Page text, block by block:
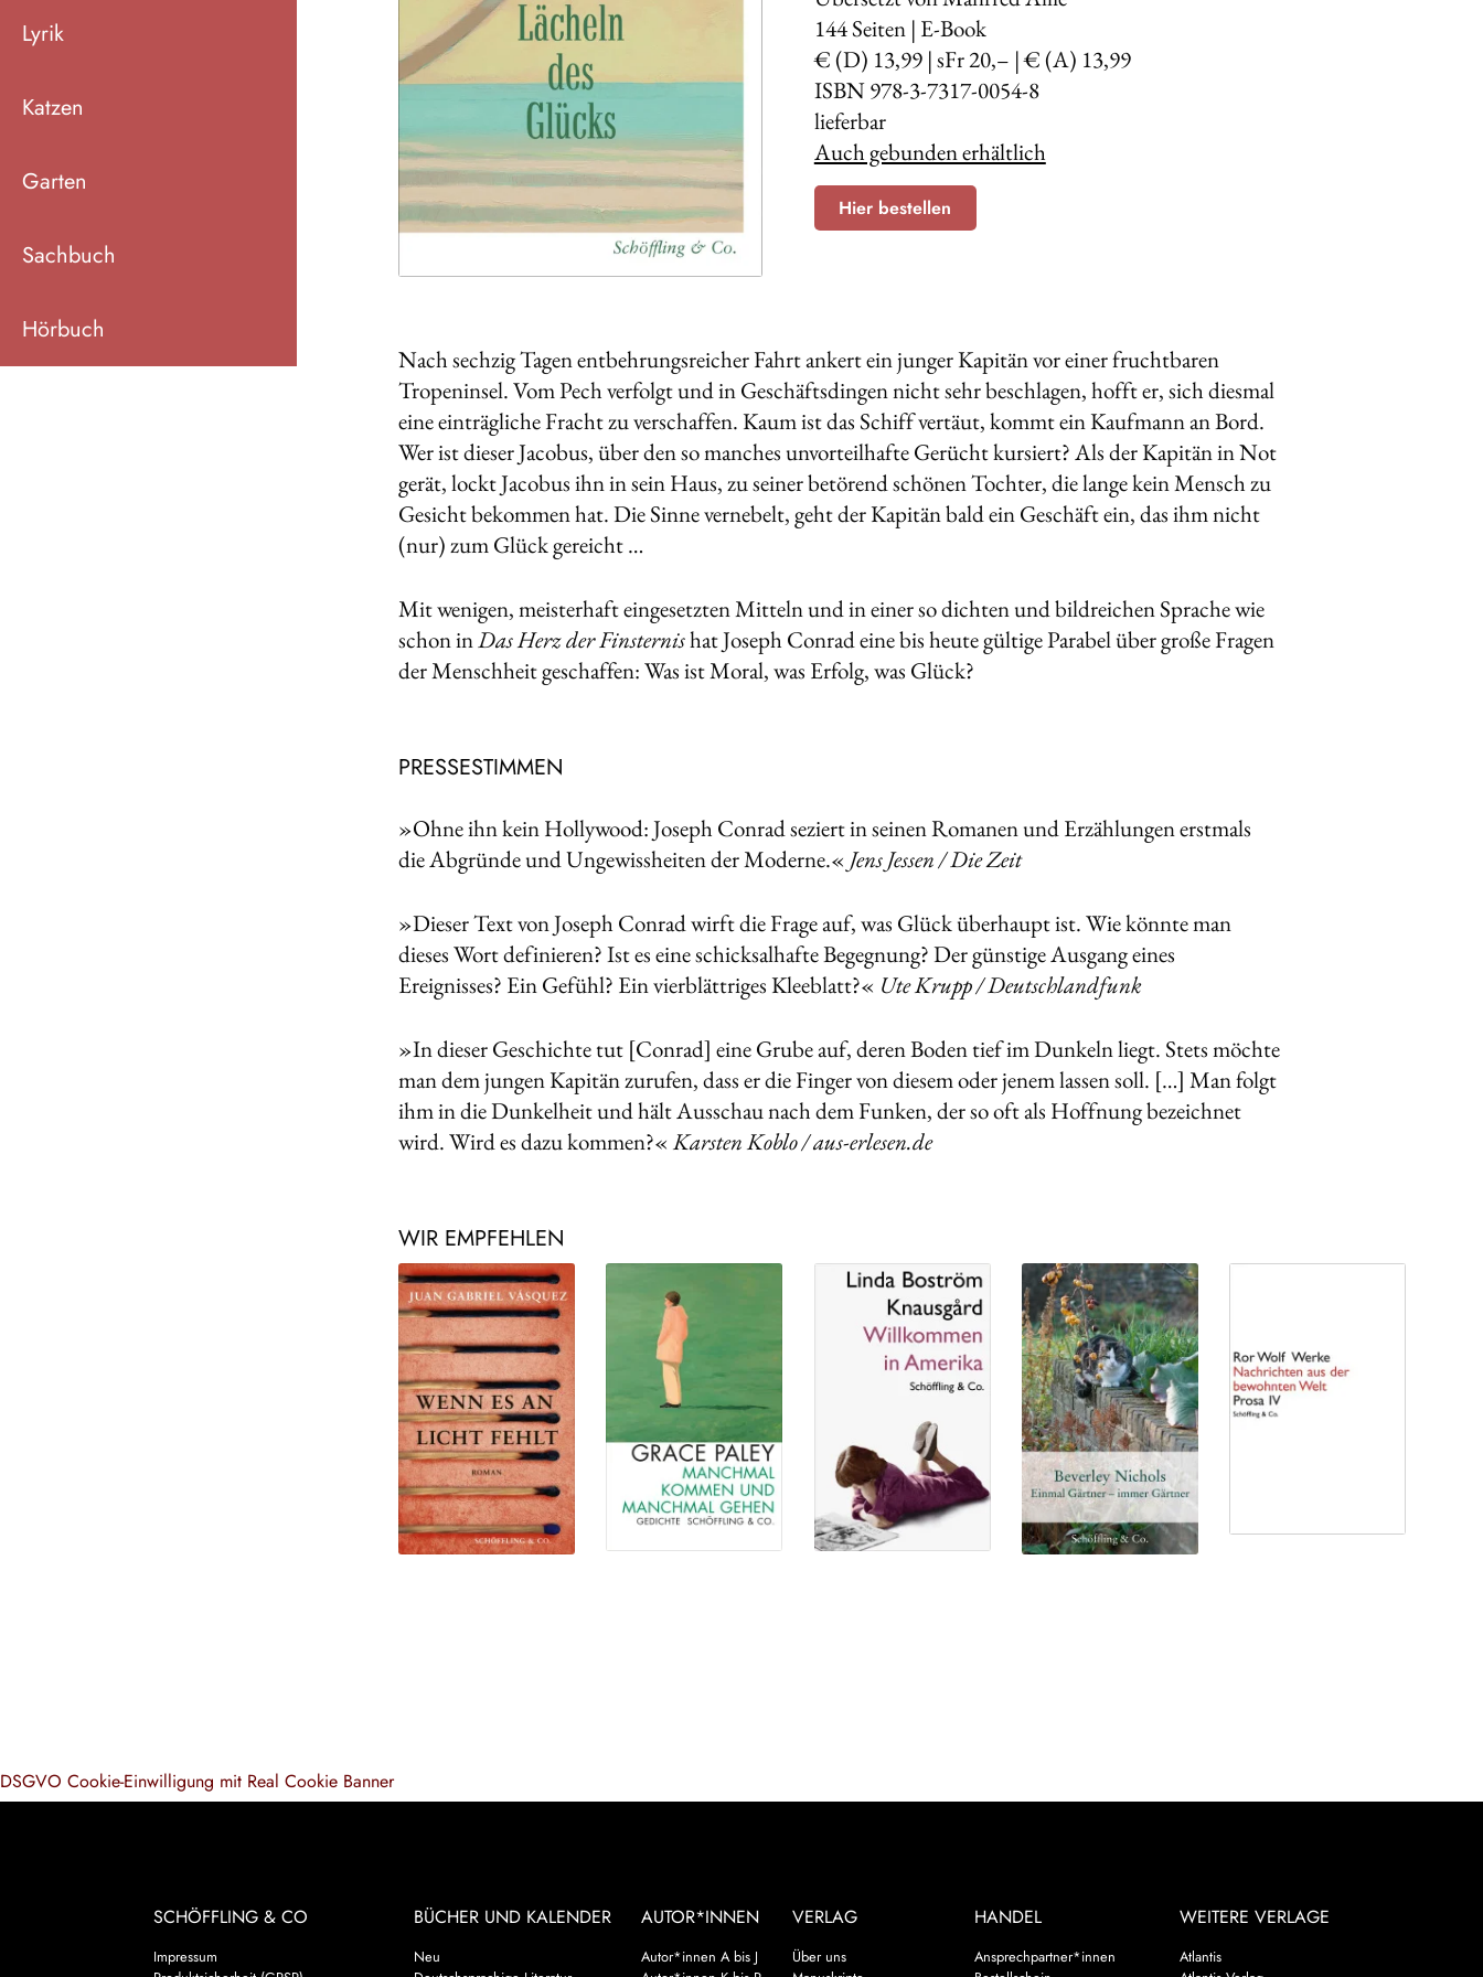
Lyrik
Katzen
Garten
Sachbuch
Hörbuch
144Seiten | E-Book
€ (D) 13,99 | sFr 20,– | € (A) 13,99
ISBN 978-3-7317-0054-8
lieferbar
Auch gebunden erhältlich
Hier bestellen
Nach sechzig Tagen entbehrungsreicher Fahrt ankert ein junger Kapitän vor einer fruchtbaren
Tropeninsel. Vom Pech verfolgt und in Geschäftsdingen nicht sehr beschlagen, hofft er, sich diesmal
eine einträgliche Fracht zu verschaffen. Kaum ist das Schiff vertäut, kommt ein Kaufmann an Bord.
Wer ist dieser Jacobus, über den so manches unvorteilhafte Gerücht kursiert? Als der Kapitän in Not
gerät, lockt Jacobus ihn in sein Haus, zu seiner betörend schönen Tochter, die lange kein Mensch zu
Gesicht bekommen hat. Die Sinne vernebelt, geht der Kapitän bald ein Geschäft ein, das ihm nicht
(nur) zum Glück gereicht …
Mit wenigen, meisterhaft eingesetzten Mitteln und in einer so dichten und bildreichen Sprache wie
schon inDas Herz der Finsternishat Joseph Conrad eine bis heute gültige Parabel über große Fragen
der Menschheit geschaffen: Was ist Moral, was Erfolg, was Glück?
PRESSESTIMMEN
»Ohne ihn kein Hollywood: Joseph Conrad seziert in seinen Romanen und Erzählungen erstmals
die Abgründe und Ungewissheiten der Moderne.« Jens Jessen / Die Zeit
»Dieser Text von Joseph Conrad wirft die Frage auf, was Glück überhaupt ist. Wie könnte man
dieses Wort definieren? Ist es eine schicksalhafte Begegnung? Der günstige Ausgang eines
Ereignisses? Ein Gefühl? Ein vierblättriges Kleeblatt?« Ute Krupp / Deutschlandfunk
»In dieser Geschichte tut [Conrad] eine Grube auf, deren Boden tief im Dunkeln liegt. Stets möchte
man dem jungen Kapitän zurufen, dass er die Finger von diesem oder jenem lassen soll. […] Man folgt
ihm in die Dunkelheit und hält Ausschau nach dem Funken, der so oft als Hoffnung bezeichnet
wird. Wird es dazu kommen?«Karsten Koblo / aus-erlesen.de
WIR EMPFEHLEN
SCHÖFFLING & CO
Impressum
BÜCHER UND KALENDER
Neu
AUTOR*INNEN
Autor*innen A bis J
VERLAG
Über uns
HANDEL
Ansprechpartner*innen
WEITERE VERLAGE
Atlantis
DSGVO Cookie-Einwilligung mit Real Cookie Banner